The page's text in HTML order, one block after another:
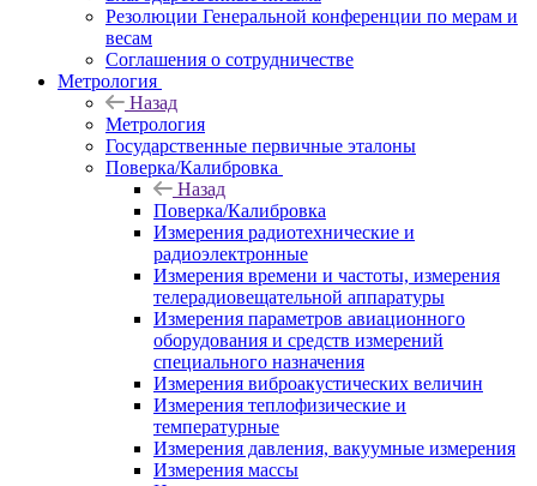
Резолюции Генеральной конференции по мерам и
весам
Соглашения о сотрудничестве
Метрология
Назад
Метрология
Государственные первичные эталоны
Поверка/Калибровка
Назад
Поверка/Калибровка
Измерения радиотехнические и
радиоэлектронные
Измерения времени и частоты, измерения
телерадиовещательной аппаратуры
Измерения параметров авиационного
оборудования и средств измерений
специального назначения
Измерения виброакустических величин
Измерения теплофизические и
температурные
Измерения давления, вакуумные измерения
Измерения массы